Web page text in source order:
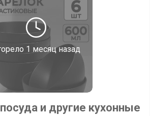
1 месяц назад
и другие кухонные